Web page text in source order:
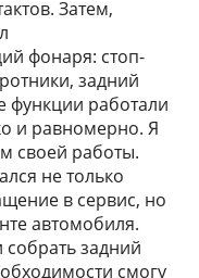
Затем,
фонаря: стоп-
задний
функции работали
и равномерно. Я
своей работы.
не только
в сервис, но
автомобиля.
собрать задний
смогу